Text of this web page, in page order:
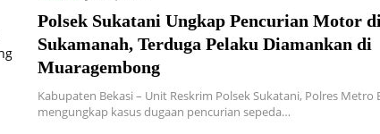
Polsek Sukatani Ungkap Pencurian Motor di
Sukamanah, Terduga Pelaku Diamankan di
Muaragembong
Kabupaten Bekasi – Unit Reskrim Polsek Sukatani, Polres Metro
mengungkap kasus dugaan pencurian sepeda…